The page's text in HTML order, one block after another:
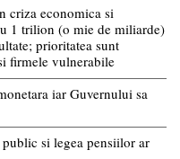
criza economica si
1 trilion (o mie de miliarde)
prioritatea sunt
firmele vulnerabile
iar Guvernului sa
si legea pensiilor ar